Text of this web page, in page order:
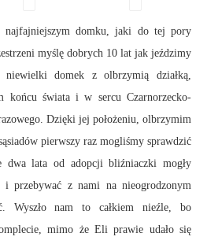
najfajniejszym domku, jaki do tej pory
myślę dobrych 10 lat jak jeździmy
domek z olbrzymią działką,
końcu świata i w sercu Czarnorzecko-
Dzięki jej położeniu, olbrzymim
pierwszy raz mogliśmy sprawdzić
dwa lata od adopcji bliźniaczki mogły
i przebywać z nami na nieogrodzonym
Wyszło nam to całkiem nieźle, bo
mimo że Eli prawie udało się